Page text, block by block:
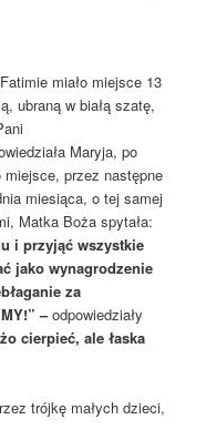
miało miejsce 13
ubraną w białą szatę,
Maryja, po
miejsce, przez następne
miesiąca, o tej samej
Matka Boża spytała:
i przyjąć wszystkie
jako wynagrodzenie
za
–odpowiedziały
cierpieć, ale łaska
trójkę małych dzieci,